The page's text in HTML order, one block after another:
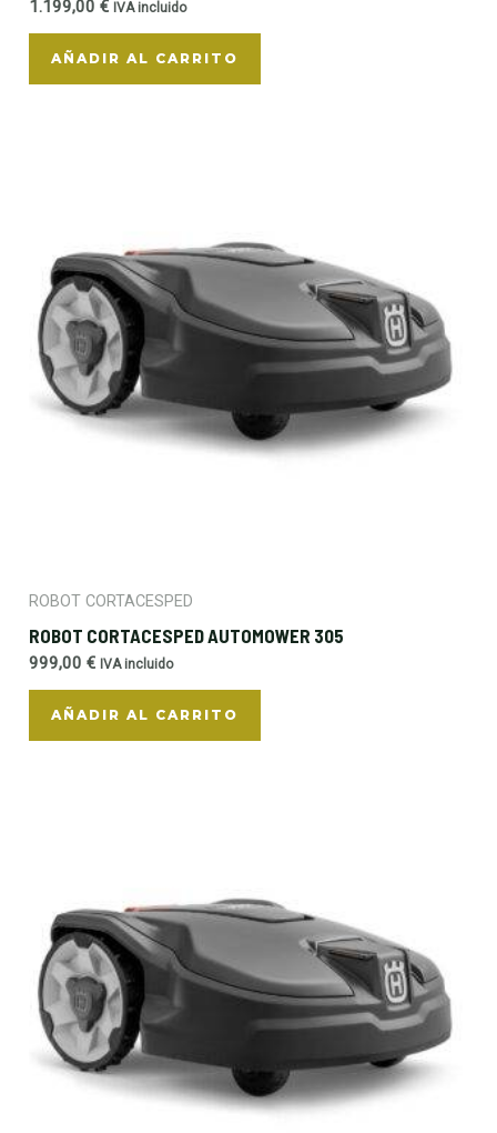
1.199,00€ IVA incluido
AÑADIR AL CARRITO
ROBOT CORTACESPED
ROBOT CORTACESPED AUTOMOWER 305
999,00€ IVA incluido
AÑADIR AL CARRITO